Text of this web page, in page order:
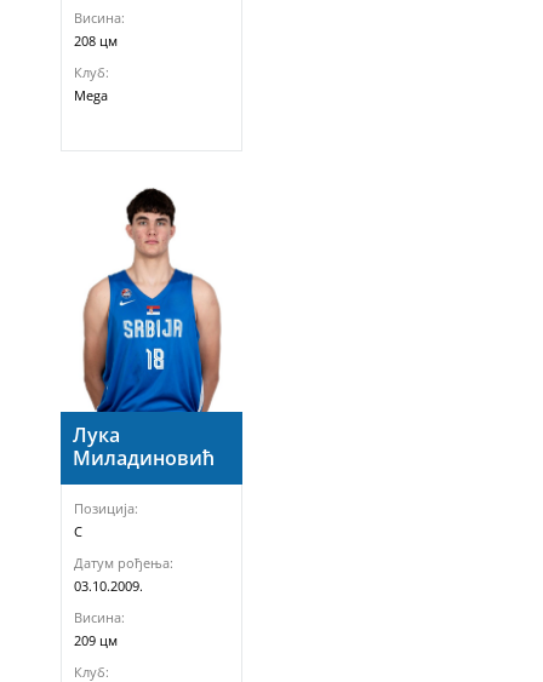
Висина:
208 цм
Клуб:
Mega
Лука
Миладиновић
Позиција:
C
Датум рођења:
03.10.2009.
Висина:
209 цм
Клуб: